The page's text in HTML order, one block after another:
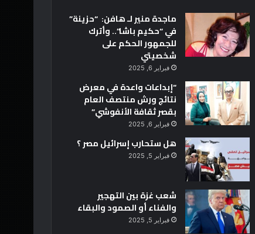
ماجدة منير لـ هافن: “حزينة”
في “حكيم باشا”.. وأترك
للجمهور الحكم على
شخصيتي
فبراير 6, 2025
“إبداعات واعدة في معرض
نتائج ورش منتصف العام
بقصر ثقافة الأنفوشي”
فبراير 6, 2025
هل ستحارب إسرائيل مصر ؟
فبراير 5, 2025
شعب غزة بين التهجير
والفناء أو الصمود والبقاء
فبراير 5, 2025